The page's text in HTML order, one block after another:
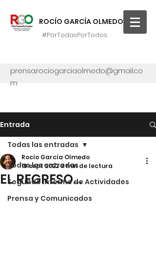
#PorTodasPorTodos
prensa.rociogarciaolmedo@gmail.co
m
ROCÍO GARCÍA OLMEDO
Entrada
Todas las entradas
Segundo Informe de Actividades
Prensa y Comunicados
Todas las entradas
EL REGRESO…
Rocío García Olmedo
19 sept 20223 min de lectura